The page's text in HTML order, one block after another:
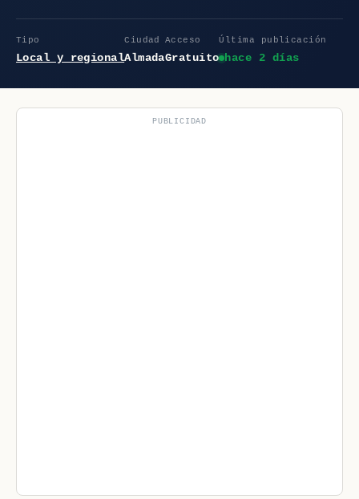
Tipo
Local y regional
Ciudad
Almada
Acceso
Gratuito
Última publicación
hace 2 días
PUBLICIDAD